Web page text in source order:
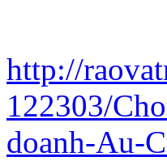
http://
122303/
doanh-Au-